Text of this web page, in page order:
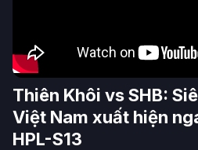
Thiên Khôi vs SHB:
Việt Nam xuất hiện
HPL-S13